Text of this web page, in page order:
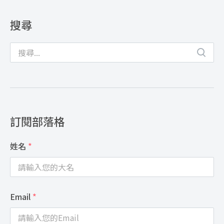
搜尋
訂閱部落格
姓名 *
Email *